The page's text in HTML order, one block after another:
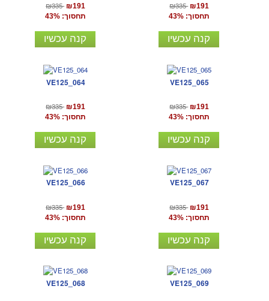
₪335 ₪191
תחסוך: 43%
קנה עכשיו
₪335 ₪191
תחסוך: 43%
קנה עכשיו
VE125_064
₪335 ₪191
תחסוך: 43%
קנה עכשיו
VE125_065
₪335 ₪191
תחסוך: 43%
קנה עכשיו
VE125_066
₪335 ₪191
תחסוך: 43%
קנה עכשיו
VE125_067
₪335 ₪191
תחסוך: 43%
קנה עכשיו
VE125_068 VE125_069